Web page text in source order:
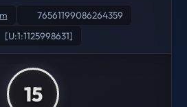
76561199086264359
[U:1:1125998631]
15